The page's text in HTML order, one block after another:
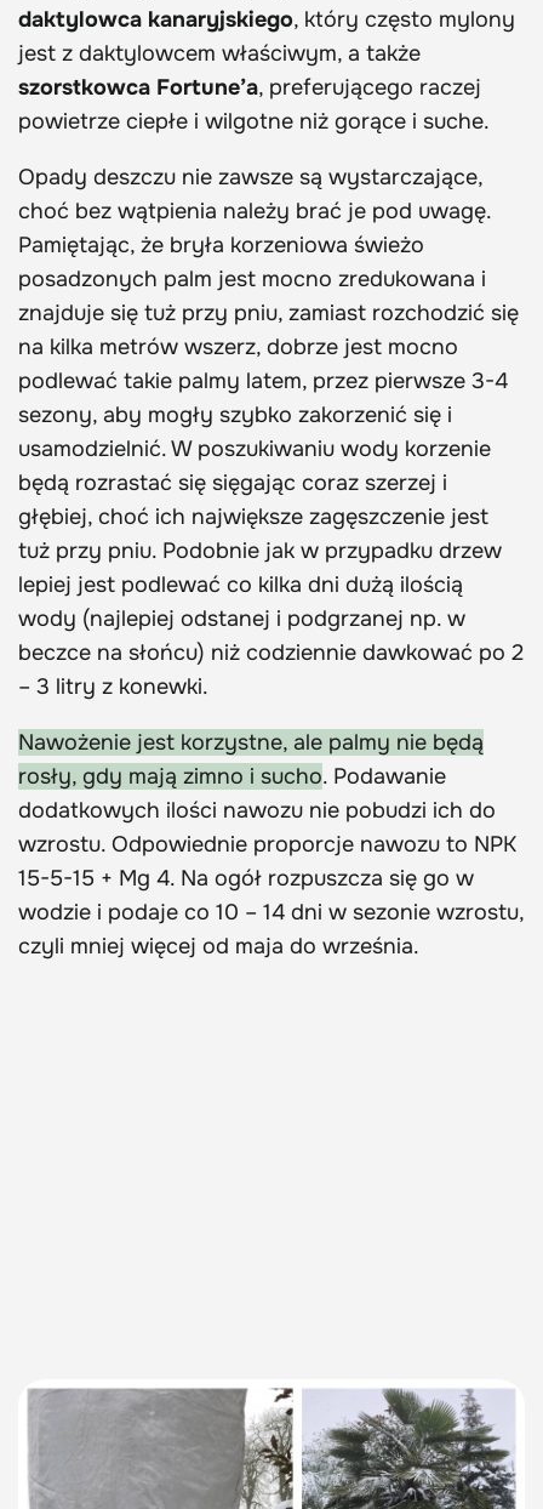
daktylowca kanaryjskiego, który często mylony
jest z daktylowcem właściwym, a także
szorstkowca Fortune’a, preferującego raczej
powietrze ciepłe i wilgotne niż gorące i suche.
Opady deszczu nie zawsze są wystarczające,
choć bez wątpienia należy brać je pod uwagę.
Pamiętając, że bryła korzeniowa świeżo
posadzonych palm jest mocno zredukowana i
znajduje się tuż przy pniu, zamiast rozchodzić się
na kilka metrów wszerz, dobrze jest mocno
podlewać takie palmy latem, przez pierwsze 3-4
sezony, aby mogły szybko zakorzenić się i
usamodzielnić. W poszukiwaniu wody korzenie
będą rozrastać się sięgając coraz szerzej i
głębiej, choć ich największe zagęszczenie jest
tuż przy pniu. Podobnie jak w przypadku drzew
lepiej jest podlewać co kilka dni dużą ilością
wody (najlepiej odstanej i podgrzanej np. w
beczce na słońcu) niż codziennie dawkować po 2
– 3 litry z konewki.
Nawożenie jest korzystne, ale palmy nie będą
rosły, gdy mają zimno i sucho. Podawanie
dodatkowych ilości nawozu nie pobudzi ich do
wzrostu. Odpowiednie proporcje nawozu to NPK
15-5-15 + Mg 4. Na ogół rozpuszcza się go w
wodzie i podaje co 10 – 14 dni w sezonie wzrostu,
czyli mniej więcej od maja do września.